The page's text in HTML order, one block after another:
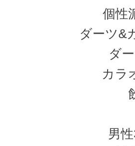
個性
ダーツ&
ダ
カラ
男